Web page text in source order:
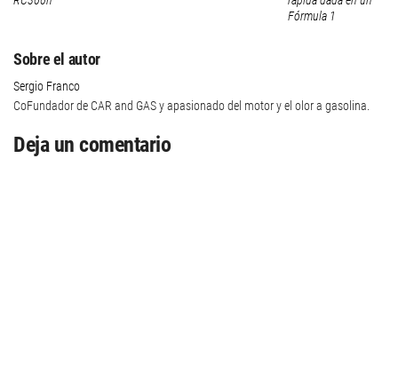
Fórmula 1
Sobre el autor
Sergio Franco
CoFundador de CAR and GAS y apasionado del motor y el olor a gasolina.
Deja un comentario